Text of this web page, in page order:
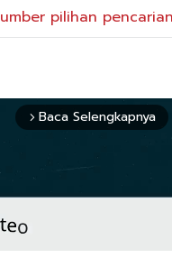
pilihan
arrow_forward_ios Baca Selengkapnya